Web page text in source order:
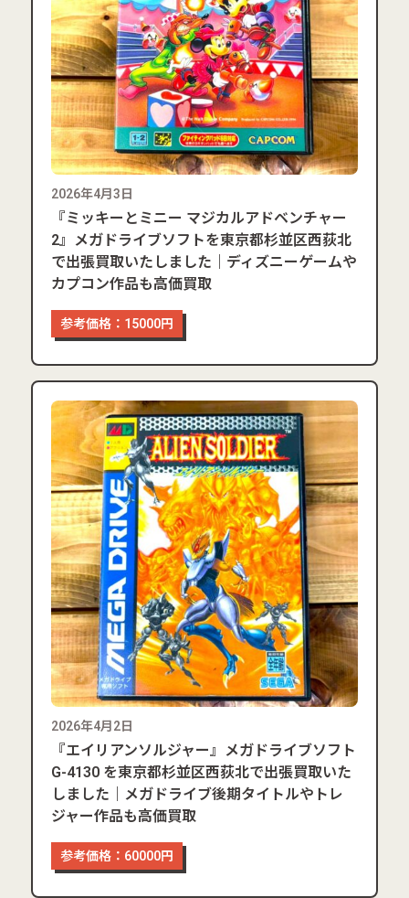
2026年4月3日
『ミッキーとミニー マジカルアドベンチャー
2』メガドライブソフトを東京都杉並区西荻北
で出張買取いたしました｜ディズニーゲームや
カプコン作品も高価買取
参考価格：15000円
2026年4月2日
『エイリアンソルジャー』メガドライブソフト
G-4130 を東京都杉並区西荻北で出張買取いた
しました｜メガドライブ後期タイトルやトレ
ジャー作品も高価買取
参考価格：60000円